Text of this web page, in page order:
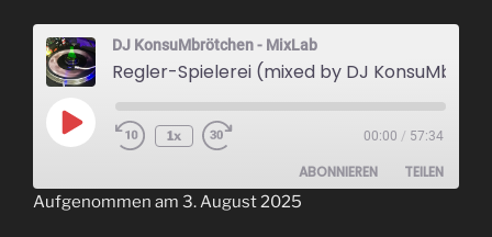
DJ KonsuMbrötchen - MixLab
Play
Episode
1x 00:00 / 57:34
ABONNIEREN TEILEN
Aufgenommen am 3. August 2025